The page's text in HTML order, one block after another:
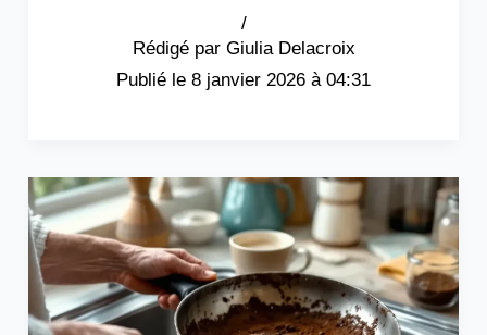
Giulia Delacroix
/
8 janvier 2026 à 04:31